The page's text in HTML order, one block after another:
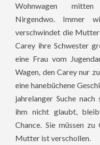
Wohnwagen
Nirgendwo. Immer
verschwindet die
Carey ihre Schwester
eine Frau vom
Wagen, den Carey nur
eine hanebüchene
jahrelanger Suche
ihm nicht glaubt,
Chance. Sie müssen
Mutter ist verschollen.